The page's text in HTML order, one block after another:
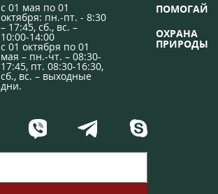
с 01 мая по 01
октября: пн.-пт. - 8:30
– 17:45, сб., вс. –
10:00-14:00
с 01 октября по 01
мая – пн.-чт. – 08:30-
17:45, пт. 08:30-16:30,
сб., вс. – выходные
дни.
ПОМОГАЙ
ОХРАНА
ПРИРОДЫ